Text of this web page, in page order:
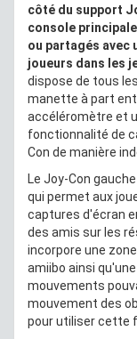
côté du support
console
ou partagés avec
joueurs dans les
dispose de tous
manette à part
accéléromètre et
fonctionnalité de
Con de manière
Le Joy-Con
qui permet aux
captures d'écran
des amis sur les
incorpore une
amiibo ainsi
mouvements
mouvement des
pour utiliser cette